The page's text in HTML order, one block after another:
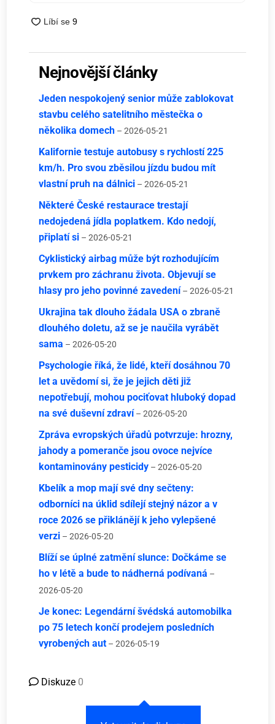
Nejnovější články
Jeden nespokojený senior může zablokovat
stavbu celého satelitního městečka o
několika domech – 2026-05-21
Kalifornie testuje autobusy s rychlostí 225
km/h. Pro svou zběsilou jízdu budou mít
vlastní pruh na dálnici – 2026-05-21
Některé České restaurace trestají
nedojedená jídla poplatkem. Kdo nedojí,
připlatí si – 2026-05-21
Cyklistický airbag může být rozhodujícím
prvkem pro záchranu života. Objevují se
hlasy pro jeho povinné zavedení – 2026-05-21
Ukrajina tak dlouho žádala USA o zbraně
dlouhého doletu, až se je naučila vyrábět
sama – 2026-05-20
Psychologie říká, že lidé, kteří dosáhnou 70
let a uvědomí si, že je jejich děti již
nepotřebují, mohou pociťovat hluboký dopad
na své duševní zdraví – 2026-05-20
Zpráva evropských úřadů potvrzuje: hrozny,
jahody a pomeranče jsou ovoce nejvíce
kontaminovány pesticidy – 2026-05-20
Kbelík a mop mají své dny sečteny:
odborníci na úklid sdílejí stejný názor a v
roce 2026 se přiklánějí k jeho vylepšené
verzi – 2026-05-20
Blíží se úplné zatmění slunce: Dočkáme se
ho v létě a bude to nádherná podívaná –
2026-05-20
Je konec: Legendární švédská automobilka
po 75 letech končí prodejem posledních
vyrobených aut – 2026-05-19
Diskuze 0